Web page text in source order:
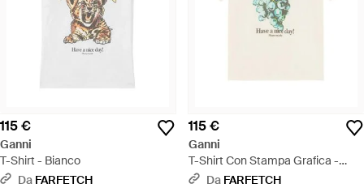
115 €
Ganni
T-Shirt - Bianco
Da FARFETCH
115 €
Ganni
T-Shirt Con Stampa Grafica -
Bianco
Da FARFETCH